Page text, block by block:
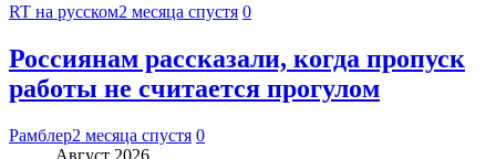
RT на русском2 месяца спустя 0
Россиянам рассказали, когда пропуск
работы не считается прогулом
Рамблер2 месяца спустя 0
Август 2026